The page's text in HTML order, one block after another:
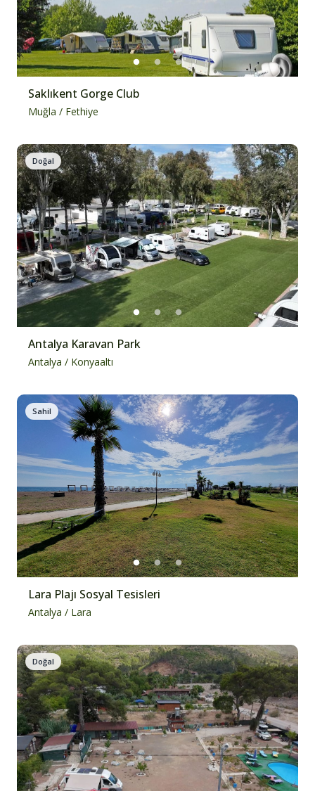
Saklıkent Gorge Club
Muğla / Fethiye
Doğal
Antalya Karavan Park
Antalya / Konyaaltı
Sahil
Lara Plajı Sosyal Tesisleri
Antalya / Lara
Doğal